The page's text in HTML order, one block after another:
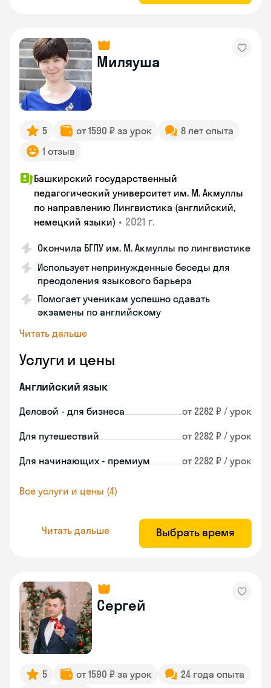
Миляуша
5 от 1590 ₽ за урок
8 лет опыта
1 отзыв
Башкирский государственный
педагогический университет им. М. Акмуллы
по направлению Лингвистика (английский,
немецкий языки) • 2021 г.
Окончила БГПУ им. М. Акмуллы по лингвистике
Использует непринужденные беседы для
преодоления языкового барьера
Помогает ученикам успешно сдавать
экзамены по английскому
Читать дальше
Услуги и цены
Английский язык
Деловой - для бизнеса от 2282 ₽ / урок
Для путешествий от 2282 ₽ / урок
Для начинающих - премиум от 2282 ₽ / урок
Все услуги и цены (4)
Читать дальше Выбрать время
Сергей
5 от 1590 ₽ за урок
24 года опыта